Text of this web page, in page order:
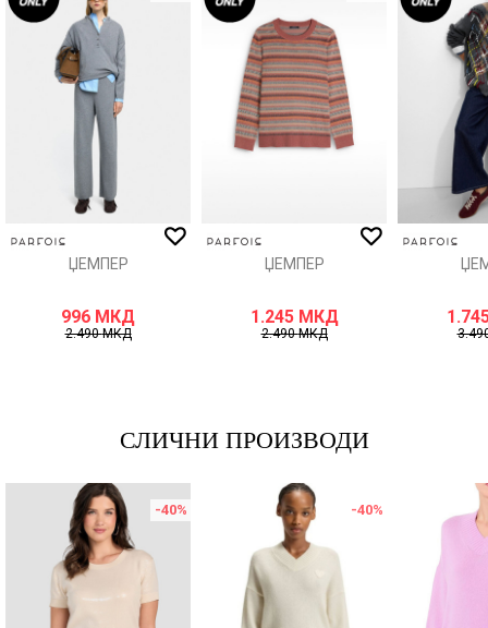
ЏЕМПЕР
996 МКД
2.490МКД
ЏЕМПЕР
1.245 МКД
2.490МКД
СЛИЧНИ ПРОИЗВОДИ
-40% -40%